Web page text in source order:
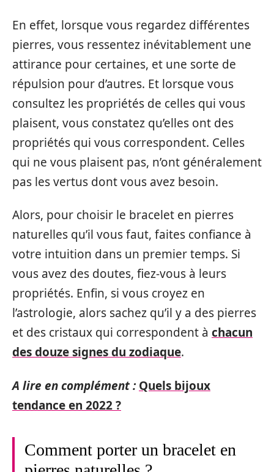
En effet, lorsque vous regardez différentes
pierres, vous ressentez inévitablement une
attirance pour certaines, et une sorte de
répulsion pour d’autres. Et lorsque vous
consultez les propriétés de celles qui vous
plaisent, vous constatez qu’elles ont des
propriétés qui vous correspondent. Celles
qui ne vous plaisent pas, n’ont généralement
pas les vertus dont vous avez besoin.
Alors, pour choisir le bracelet en pierres
naturelles qu’il vous faut, faites confiance à
votre intuition dans un premier temps. Si
vous avez des doutes, fiez-vous à leurs
propriétés. Enfin, si vous croyez en
l’astrologie, alors sachez qu’il y a des pierres
et des cristaux qui correspondent à chacun
des douze signes du zodiaque.
A lire en complément : Quels bijoux
tendance en 2022 ?
Comment porter un bracelet en